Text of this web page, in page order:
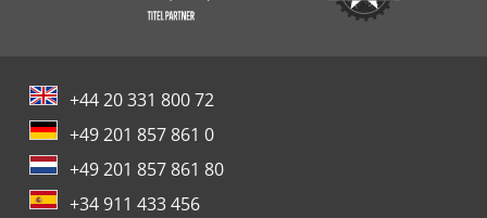
+44 20 331 800 72
+49 201 857 861 0
+49 201 857 861 80
+34 911 433 456